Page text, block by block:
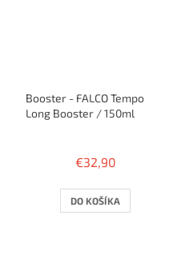
Booster - FALCO Tempo
Long Booster / 150ml
produktu
4,5
z
€32,90
DO KOŠÍKA